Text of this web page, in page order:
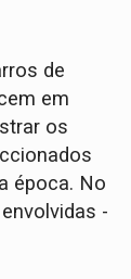
de
em
os
época. No
-